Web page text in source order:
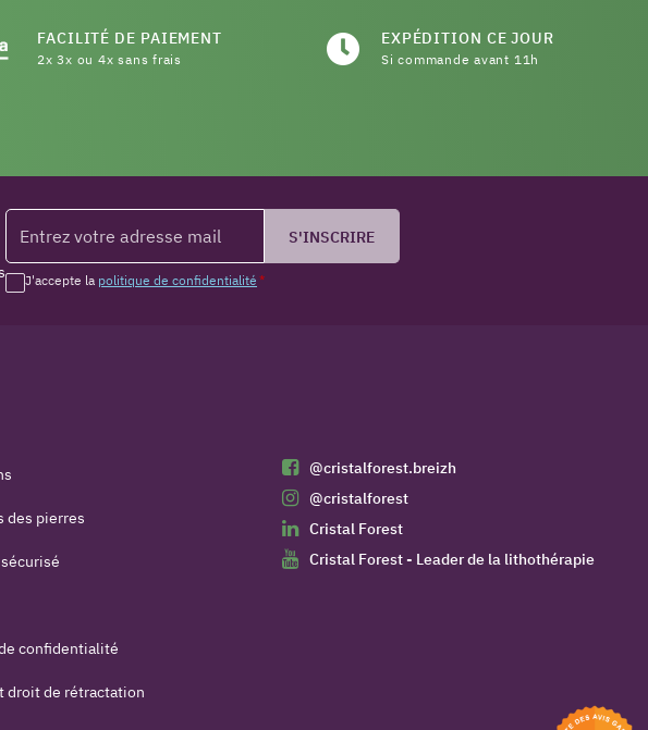
FACILITÉ DE PAIEMENT
2x 3x ou 4x sans frais
EXPÉDITION CE JOUR
Si commande avant 11h
J'accepte la politique de confidentialité *
S'INSCRIRE
des pierres
confidentialité
droit de rétractation
@cristalforest.breizh
@cristalforest
Cristal Forest
Cristal Forest - Leader de la lithothérapie